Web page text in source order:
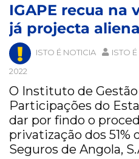
IGAPE recua na
já projecta
ISTO É NOTICIA ISTO
2022
O Instituto de
Participações do
dar por findo o
privatização dos 51%
Seguros de Angola,